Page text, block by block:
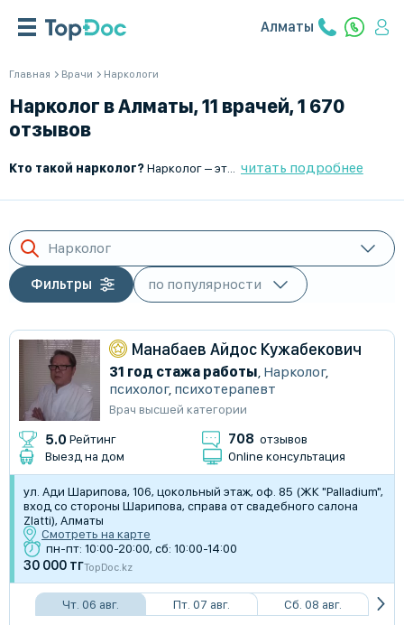
Алматы
Главная Врачи Наркологи
Нарколог в Алматы, 11 врачей, 1 670
отзывов
Кто такой нарколог?Нарколог – это врач, который занимается диагностикой, лечением и профилактикой зависимостей, связанных с употреблением алкоголя, наркотиков и психотропных веществ. Он помогает пациентам избавиться от зависимости, восстановить психическое и физическое здоровье, а также адаптироваться к трезвой жизни. читать подробнее
Нарколог
Фильтры
Манабаев Айдос Кужабекович
31 год стажа работы, Нарколог,
психолог, психотерапевт
Врач высшей категории
5.0 Рейтинг 708 отзывов
Выезд на дом
Online консультация
ул. Ади Шарипова, 106, цокольный этаж, оф. 85 (ЖК "Palladium",
вход со стороны Шарипова, справа от свадебного салона
Zlatti), Алматы
Смотреть на карте
пн-пт: 10:00-20:00, сб: 10:00-14:00
30 000 тгTopDoc.kz
Чт. 06 авг. Пт. 07 авг. Сб. 08 авг.